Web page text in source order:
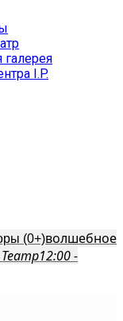
галерея
I.P.
(0+)волшебное
12:00 -